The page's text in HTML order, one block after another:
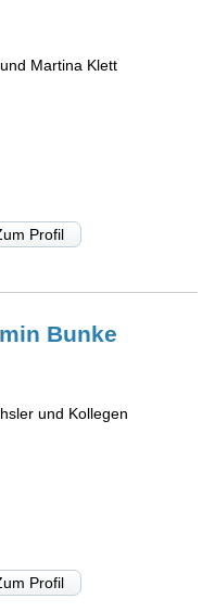
Martina Klett
Profil
Bunke
und Kollegen
Profil